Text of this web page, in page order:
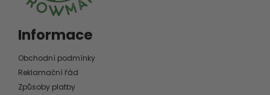
Informace
Obchodní podmínky
Reklamační řád
Způsoby platby